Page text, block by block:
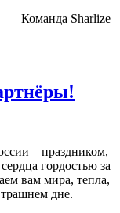
Команда Sharlize
– праздником,
гордостью за
вам мира, тепла,
дне.